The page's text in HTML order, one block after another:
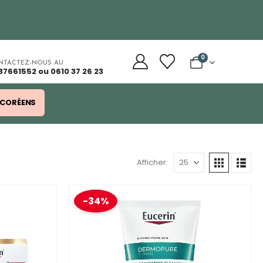
NOUS AU
ou 0610 37 26 23
0
Afficher:
-34%